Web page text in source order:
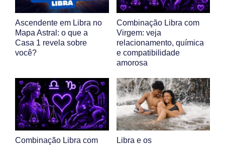
Ascendente em Libra no
Mapa Astral: o que a
Casa 1 revela sobre
você?
Combinação Libra com
Virgem: veja
relacionamento, química
e compatibilidade
amorosa
Combinação Libra com
Libra e os